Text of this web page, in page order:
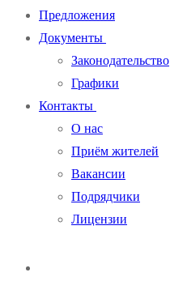
Предложения
Документы
Законодательство
Графики
Контакты
О нас
Приём жителей
Вакансии
Подрядчики
Лицензии